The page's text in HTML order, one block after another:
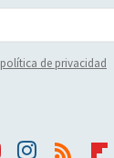
política de privacidad